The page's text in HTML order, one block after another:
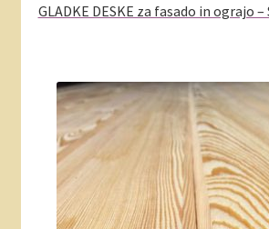
GLADKE DESKE za fasado in ograjo